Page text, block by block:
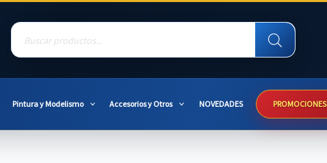
Products
search
Pintura y Modelismo Accesorios y Otros NOVEDADES PROMOCIONES